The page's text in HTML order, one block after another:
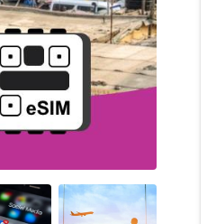
Angled view Angled view